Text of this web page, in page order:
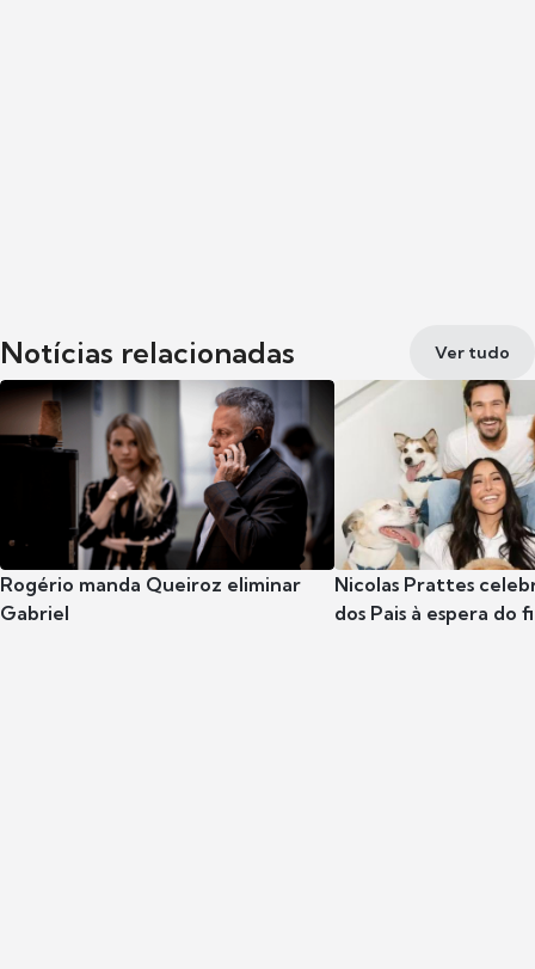
Notícias relacionadas Ver tudo
Rogério manda Queiroz eliminar
Gabriel
Nicolas Prattes
dos Pais à espera do